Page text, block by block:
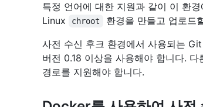
특정 언어에 대한 지원과 같이 이 환
Linux
chroot
환경을 만들고 업로드
사전 수신 후크 환경에서 사용되는
버전 0.18 이상을 사용해야 합니다.
경로를 지원해야 합니다.